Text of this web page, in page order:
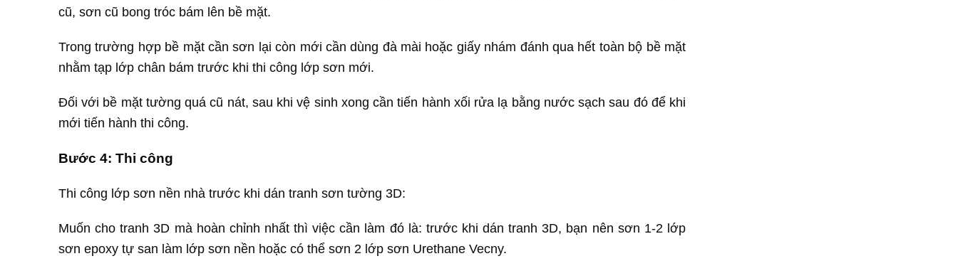
cũ, sơn cũ bong tróc bám lên bề mặt.
Trong trường hợp bề mặt cần sơn lại còn mới cần dùng đà mài hoặc giấy nhám đánh qua hết toàn bộ bề mặt
nhằm tạp lớp chân bám trước khi thi công lớp sơn mới.
Đối với bề mặt tường quá cũ nát, sau khi vệ sinh xong cần tiến hành xối rửa lạ bằng nước sạch sau đó để khi
mới tiến hành thi công.
Bước 4: Thi công
Thi công lớp sơn nền nhà trước khi dán tranh sơn tường 3D:
Muốn cho tranh 3D mà hoàn chỉnh nhất thì việc cần làm đó là: trước khi dán tranh 3D, bạn nên sơn 1-2 lớp
sơn epoxy tự san làm lớp sơn nền hoặc có thể sơn 2 lớp sơn Urethane Vecny.